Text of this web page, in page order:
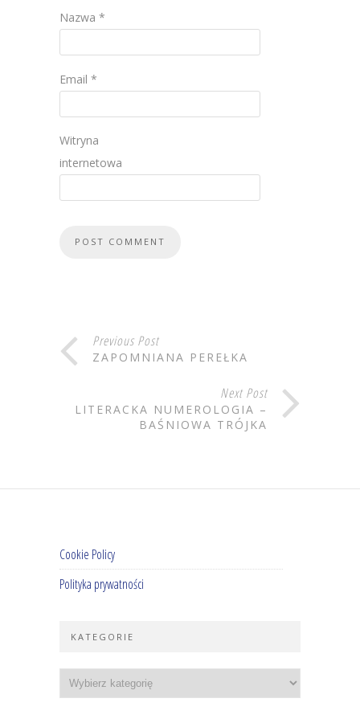
Nazwa *
Email *
Witryna
internetowa
Previous Post
ZAPOMNIANA PEREŁKA
Next Post
LITERACKA NUMEROLOGIA –
BAŚNIOWA TRÓJKA
Cookie Policy
Polityka prywatności
KATEGORIE